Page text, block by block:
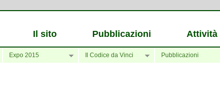
Il sito Pubblicazioni Attività
Expo 2015 Il Codice da Vinci Pubblicazioni